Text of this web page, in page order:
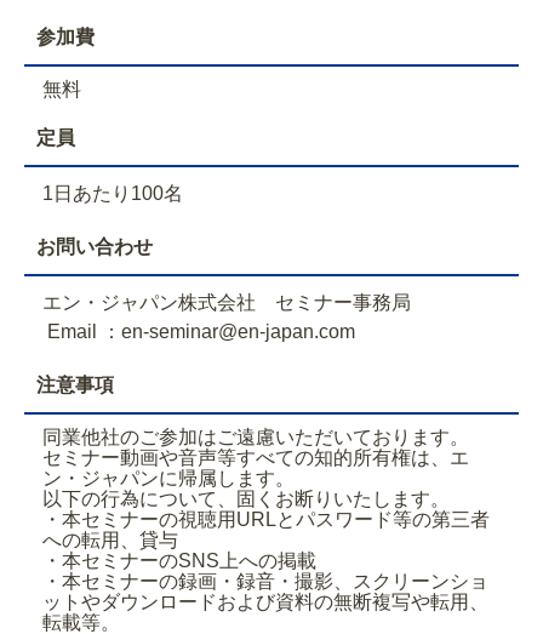
参加費
無料
定員
1日あたり100名
お問い合わせ
エン・ジャパン株式会社 セミナー事務局
Email ：en-seminar@en-japan.com
注意事項
同業他社のご参加はご遠慮いただいております。
セミナー動画や音声等すべての知的所有権は、エ
ン・ジャパンに帰属します。
以下の行為について、固くお断りいたします。
・本セミナーの視聴用URLとパスワード等の第三者
への転用、貸与
・本セミナーのSNS上への掲載
・本セミナーの録画・録音・撮影、スクリーンショ
ットやダウンロードおよび資料の無断複写や転用、
転載等。